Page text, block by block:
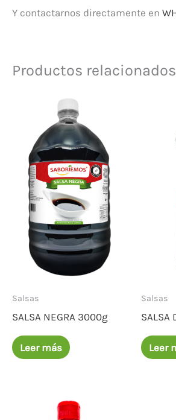
Y contactarnos directamente en
Productos relacionados
Salsas
SALSA NEGRA 3000g
Leer más
Salsas
SALSA
Leer